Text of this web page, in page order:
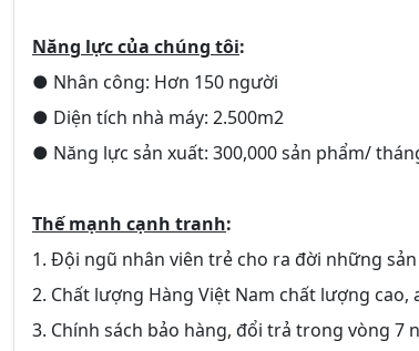
Năng lực của chúng tôi:
● Nhân công: Hơn 150 người
● Diện tích nhà máy: 2.500m2
● Năng lực sản xuất: 300,000 sản phẩm/
Thế mạnh cạnh tranh:
1. Đội ngũ nhân viên trẻ cho ra đời những
2. Chất lượng Hàng Việt Nam chất lượng cao,
3. Chính sách bảo hàng, đổi trả trong vòng 7